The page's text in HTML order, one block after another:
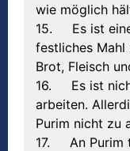
wie möglich
15. Es ist eine
festliches Mahl
Brot, Fleisch
16. Es ist
arbeiten.
Purim nicht zu
17. An Purim